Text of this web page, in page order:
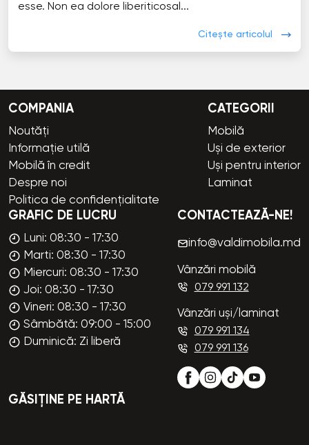
esse. Non ea dolore liberiticosal...
Citește articolul
COMPANIA
Noutăți
Informație utilă
Mobilă în credit
Despre noi
Politica de confidențialitate
CATEGORII
Mobilă
Uși de exterior
Uși pentru interior
Laminat
GRAFIC DE LUCRU
Luni: 08:30 - 17:30
Marti: 08:30 - 17:30
Miercuri: 08:30 - 17:30
Joi: 08:30 - 17:30
Vineri: 08:30 - 17:30
Sâmbătă: 09:00 - 15:00
Duminică: Zi liberă
CONTACTEAZĂ-NE!
info@valdimobila.md
Vânzări mobilă
079 991 132
Vânzări uși/laminat
079 991 134
079 991 136
GĂSIȚINE PE HARTĂ